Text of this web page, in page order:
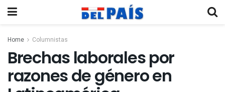
Home Columnistas
Brechas laborales por
razones de género en